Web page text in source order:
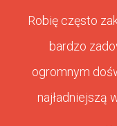
Robię często
bardzo
ogromnym
najładniejszą